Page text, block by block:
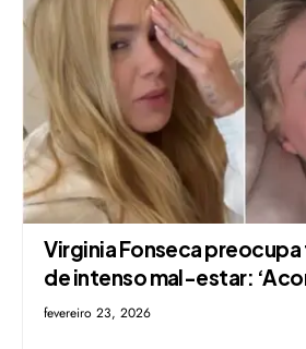
Virginia Fonseca
de intenso mal-estar:
fevereiro 23, 2026